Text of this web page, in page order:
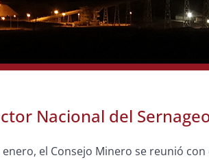
Nacional del
enero, el Consejo Minero se reunió